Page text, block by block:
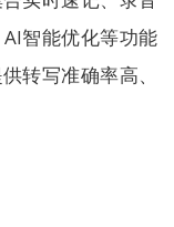
智能优化等功能
转写准确率高、